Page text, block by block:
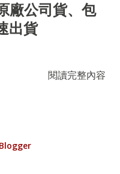
廠公司貨、包
出貨
閱讀完整內容